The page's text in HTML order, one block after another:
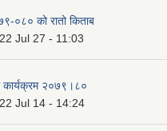
०८० को रातो किताब
Jul 27 - 11:03
कार्यक्रम २०७९।८०
Jul 14 - 14:24